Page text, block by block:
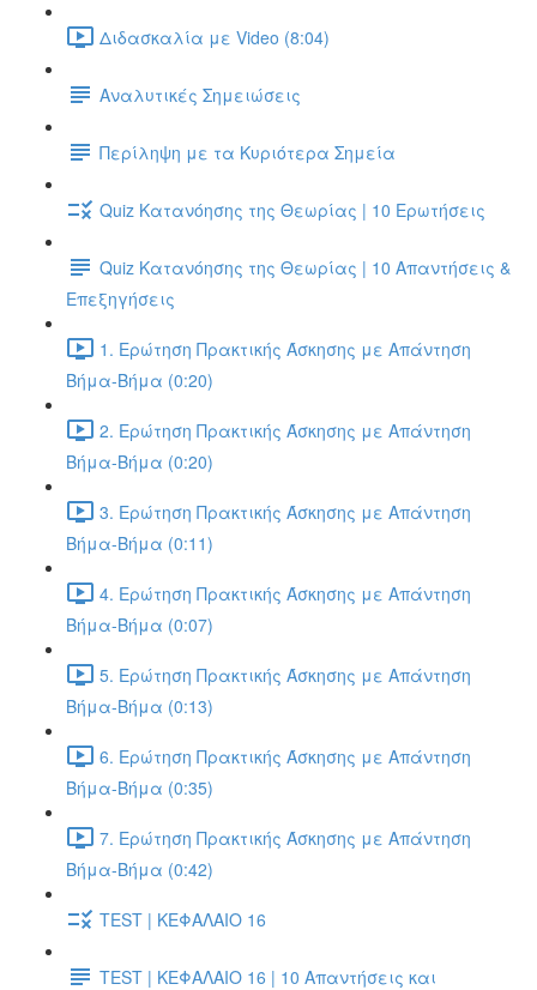
Διδασκαλία με Video (8:04)
Αναλυτικές Σημειώσεις
Περίληψη με τα Κυριότερα Σημεία
Quiz Κατανόησης της Θεωρίας | 10 Ερωτήσεις
Quiz Κατανόησης της Θεωρίας | 10 Απαντήσεις &
Επεξηγήσεις
1. Ερώτηση Πρακτικής Άσκησης με Απάντηση
Βήμα-Βήμα (0:20)
2. Ερώτηση Πρακτικής Άσκησης με Απάντηση
Βήμα-Βήμα (0:20)
3. Ερώτηση Πρακτικής Άσκησης με Απάντηση
Βήμα-Βήμα (0:11)
4. Ερώτηση Πρακτικής Άσκησης με Απάντηση
Βήμα-Βήμα (0:07)
5. Ερώτηση Πρακτικής Άσκησης με Απάντηση
Βήμα-Βήμα (0:13)
6. Ερώτηση Πρακτικής Άσκησης με Απάντηση
Βήμα-Βήμα (0:35)
7. Ερώτηση Πρακτικής Άσκησης με Απάντηση
Βήμα-Βήμα (0:42)
TEST | ΚΕΦΑΛΑΙΟ 16
TEST | ΚΕΦΑΛΑΙΟ 16 | 10 Απαντήσεις και